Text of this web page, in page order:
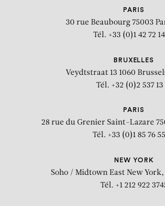
MARC
Détourné d’un
derrière la chambre
PARIS
30 rue Beaubourg 75003
Tél. +33 (0)1 42 72
BRUXELLES
Veydtstraat 13 1060
Tél. +32 (0)2 537 13
PARIS
28 rue du Grenier Saint-Lazare
Tél. +33 (0)1 85 76
NEW YORK
Soho / Midtown East New York,
Tél. +1 212 922